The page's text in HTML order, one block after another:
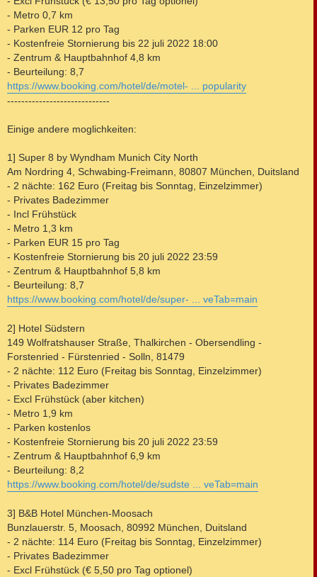
- Metro 0,7 km
- Parken EUR 12 pro Tag
- Kostenfreie Stornierung bis 22 juli 2022 18:00
- Zentrum & Hauptbahnhof 4,8 km
- Beurteilung: 8,7
https://www.booking.com/hotel/de/motel- ... popularity
-----------------------------
Einige andere moglichkeiten:
1] Super 8 by Wyndham Munich City North
Am Nordring 4, Schwabing-Freimann, 80807 München, Duitsland
- 2 nächte: 162 Euro (Freitag bis Sonntag, Einzelzimmer)
- Privates Badezimmer
- Incl Frühstück
- Metro 1,3 km
- Parken EUR 15 pro Tag
- Kostenfreie Stornierung bis 20 juli 2022 23:59
- Zentrum & Hauptbahnhof 5,8 km
- Beurteilung: 8,7
https://www.booking.com/hotel/de/super- ... veTab=main
2] Hotel Südstern
149 Wolfratshauser Straße, Thalkirchen - Obersendling -
Forstenried - Fürstenried - Solln, 81479
- 2 nächte: 112 Euro (Freitag bis Sonntag, Einzelzimmer)
- Privates Badezimmer
- Excl Frühstück (aber kitchen)
- Metro 1,9 km
- Parken kostenlos
- Kostenfreie Stornierung bis 20 juli 2022 23:59
- Zentrum & Hauptbahnhof 6,9 km
- Beurteilung: 8,2
https://www.booking.com/hotel/de/sudste ... veTab=main
3] B&B Hotel München-Moosach
Bunzlauerstr. 5, Moosach, 80992 München, Duitsland
- 2 nächte: 114 Euro (Freitag bis Sonntag, Einzelzimmer)
- Privates Badezimmer
- Excl Frühstück (€ 5,50 pro Tag optionel)